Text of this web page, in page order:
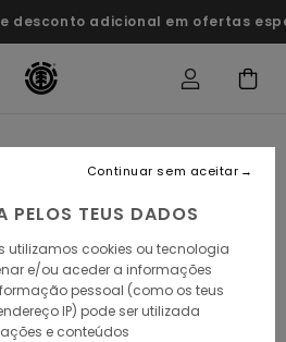
adicional em ofertas
PELOS TEUS DADOS
utilizamos cookies ou tecnologia
e/ou aceder a informações
pessoal (como os teus
IP) pode ser utilizada
e conteúdos
Continuar sem aceitar